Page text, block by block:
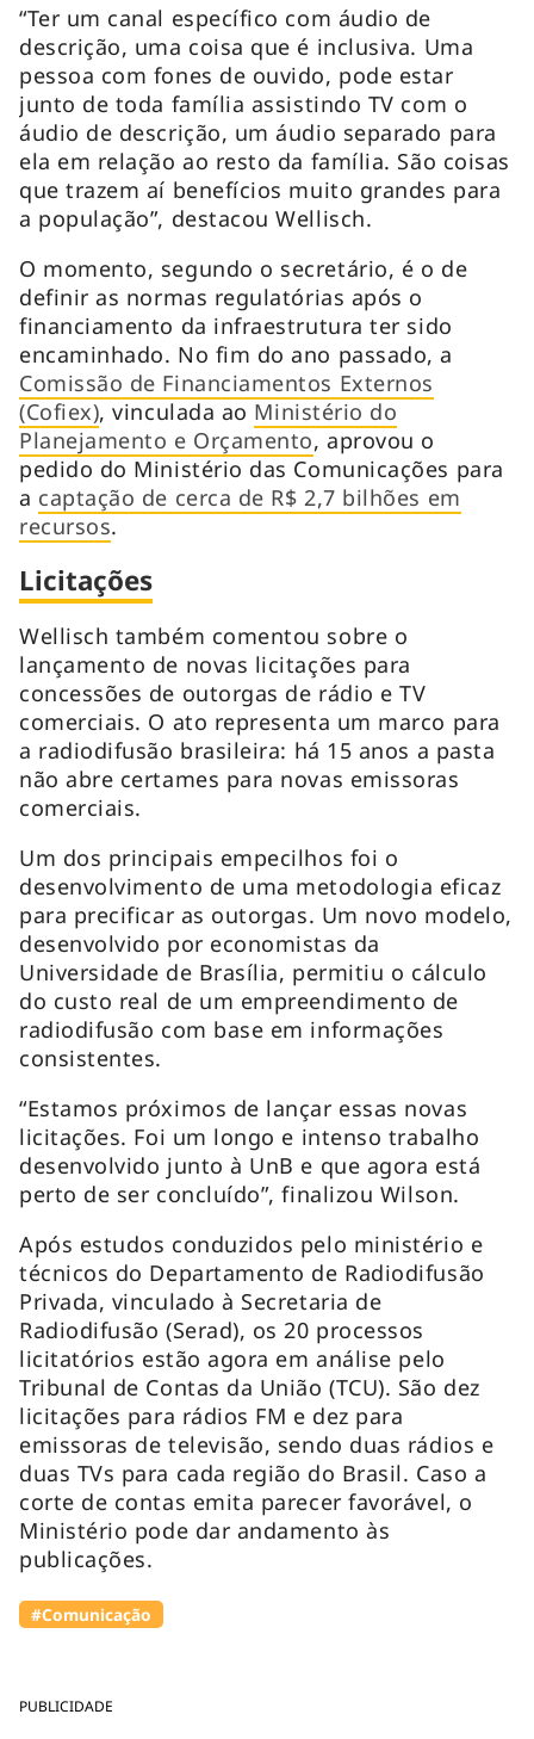
PUBLICIDADE
“Ter um canal específico com áudio de
descrição, uma coisa que é inclusiva. Uma
pessoa com fones de ouvido, pode estar
junto de toda família assistindo TV com o
áudio de descrição, um áudio separado para
ela em relação ao resto da família. São coisas
que trazem aí benefícios muito grandes para
a população”, destacou Wellisch.
O momento, segundo o secretário, é o de
definir as normas regulatórias após o
financiamento da infraestrutura ter sido
encaminhado. No fim do ano passado, a
Comissão de Financiamentos Externos
(Cofiex), vinculada ao Ministério do
Planejamento e Orçamento, aprovou o
pedido do Ministério das Comunicações para
a captação de cerca de R$ 2,7 bilhões em
recursos.
Licitações
Wellisch também comentou sobre o
lançamento de novas licitações para
concessões de outorgas de rádio e TV
comerciais. O ato representa um marco para
a radiodifusão brasileira: há 15 anos a pasta
não abre certames para novas emissoras
comerciais.
Um dos principais empecilhos foi o
desenvolvimento de uma metodologia eficaz
para precificar as outorgas. Um novo modelo,
desenvolvido por economistas da
Universidade de Brasília, permitiu o cálculo
do custo real de um empreendimento de
radiodifusão com base em informações
consistentes.
“Estamos próximos de lançar essas novas
licitações. Foi um longo e intenso trabalho
desenvolvido junto à UnB e que agora está
perto de ser concluído”, finalizou Wilson.
Após estudos conduzidos pelo ministério e
técnicos do Departamento de Radiodifusão
Privada, vinculado à Secretaria de
Radiodifusão (Serad), os 20 processos
licitatórios estão agora em análise pelo
Tribunal de Contas da União (TCU). São dez
licitações para rádios FM e dez para
emissoras de televisão, sendo duas rádios e
duas TVs para cada região do Brasil. Caso a
corte de contas emita parecer favorável, o
Ministério pode dar andamento às
publicações.
#Comunicação